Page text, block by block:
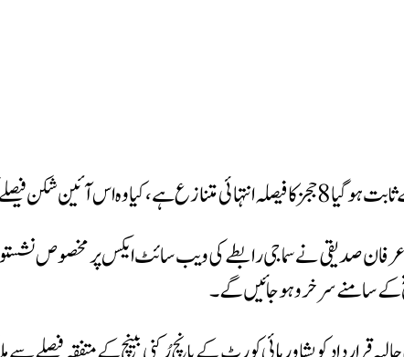
وضاحتیں دیتے رہیں گے۔
صدیقی نے سماجی رابطے کی ویب سائٹ ایکس پر مخصوص
کے سامنے سرخرو ہوجائیں گے۔